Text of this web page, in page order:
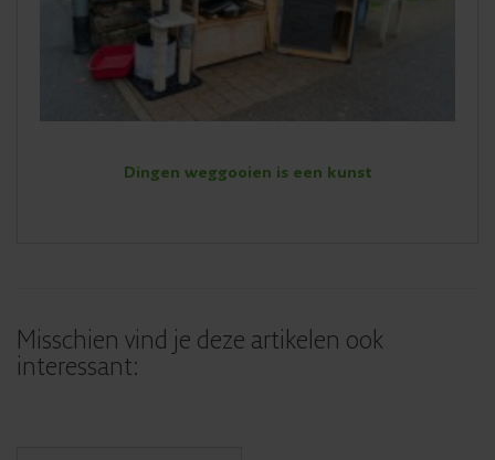
Dingen weggooien is een kunst
Misschien vind je deze artikelen ook
interessant: